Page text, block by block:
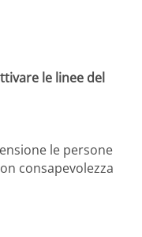
le linee del
le persone
consapevolezza